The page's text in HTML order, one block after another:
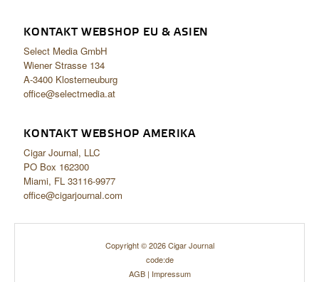
KONTAKT WEBSHOP EU & ASIEN
Select Media GmbH
Wiener Strasse 134
A-3400 Klosterneuburg
office@selectmedia.at
KONTAKT WEBSHOP AMERIKA
Cigar Journal, LLC
PO Box 162300
Miami, FL 33116-9977
office@cigarjournal.com
Copyright © 2026 Cigar Journal
code:de
AGB| Impressum